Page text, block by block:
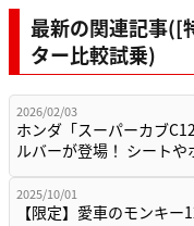
最新の関連記事([
ター比較試乗)
2026/02/03
ホンダ「スーパーカブ
ルバーが登場！ シート
2025/10/01
【限定】愛車のモンキ